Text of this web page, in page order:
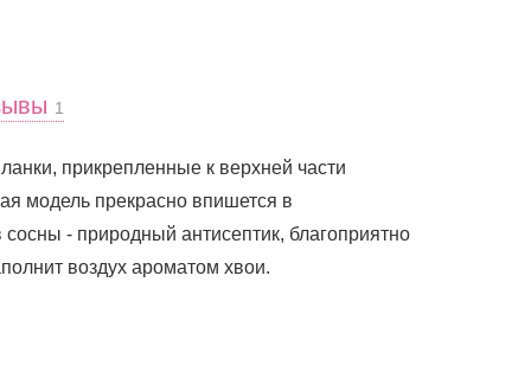
1
прикрепленные к верхней части
модель прекрасно впишется в
- природный антисептик, благоприятно
воздух ароматом хвои.